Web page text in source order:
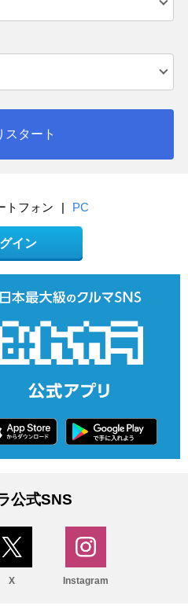
スタート
トフォン | PC
イン
公式SNS
X Instagram